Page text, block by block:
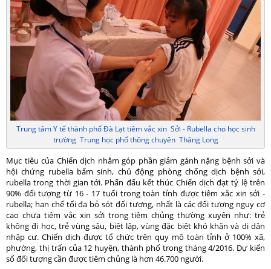
Trung tâm Y tế thành phố Đà Lạt tiêm vắc xin Sởi - Rubella cho học sinh
trường Trung học phổ thông chuyên Thăng Long
Mục tiêu của Chiến dịch nhằm góp phần giảm gánh nặng bệnh sởi và
hội chứng rubella bẩm sinh, chủ động phòng chống dịch bệnh sởi,
rubella trong thời gian tới. Phấn đấu kết thúc Chiến dịch đạt tỷ lệ trên
90% đối tượng từ 16 - 17 tuổi trong toàn tỉnh được tiêm xắc xin sởi -
rubella; hạn chế tối đa bỏ sót đối tượng, nhất là các đối tượng nguy cơ
cao chưa tiêm vắc xin sởi trong tiêm chủng thường xuyên như: trẻ
không đi học, trẻ vùng sâu, biệt lập, vùng đặc biệt khó khăn và di dân
nhập cư. Chiến dịch được tổ chức trên quy mô toàn tỉnh ở 100% xã,
phường, thị trấn của 12 huyện, thành phố trong tháng 4/2016. Dự kiến
số đối tượng cần được tiêm chủng là hơn 46.700 người.